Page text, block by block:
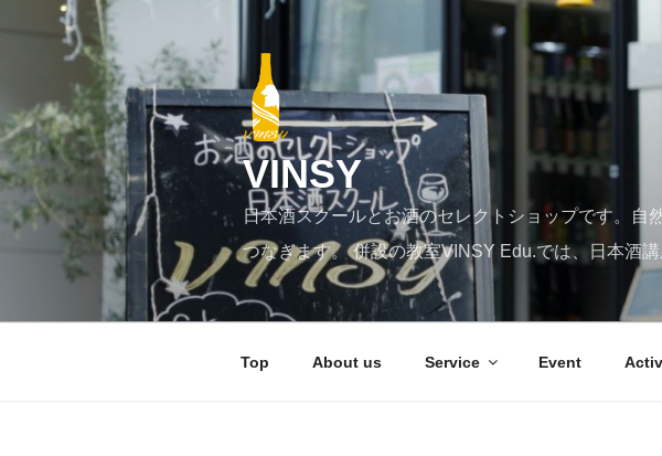
ツ
へ
ス
ッ
VINSY
日本酒スクールとお酒のセレクトショップです。
つなぎます。 併設の教室VINSY Edu.では、日本酒
Top About us Service Event